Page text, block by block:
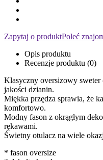
Zapytaj o produktPoleć
Opis produktu
Recenzje produktu (0)
Klasyczny oversizowy
jakości dzianin.
Miękka przędza sprawia, że
komfortowo.
Modny fason z okrągłym
rękawami.
Świetny otulacz na wiele
* fason oversize